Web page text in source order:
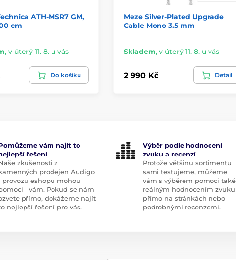
ATH-MSR7 GM,
cm
, v úterý 11. 8. u vás
Do košíku
Meze Silver-Plated Upgrade
Cable Mono 3.5 mm
Skladem, v úterý 11. 8. u vás
2 990 Kč Detail
vám najít to
řešení
zkušenosti z
prodejen Audigo
provozu eshopu mohou
i vám. Pokud se nám
přímo, dokážeme najít
nejlepší řešení pro vás.
Výběr podle hodnocení
zvuku a recenzí
Protože většinu sortimentu
sami testujeme, můžeme
vám s výběrem pomoci také
reálným hodnocením zvuku
přímo na stránkách nebo
podrobnými recenzemi.